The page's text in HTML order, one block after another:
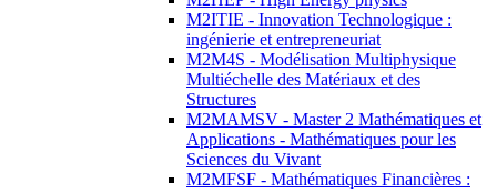
M2ITIE - Innovation Technologique :
ingénierie et entrepreneuriat
M2M4S - Modélisation Multiphysique
Multiéchelle des Matériaux et des
Structures
M2MAMSV - Master 2 Mathématiques et
Applications - Mathématiques pour les
Sciences du Vivant
M2MFSF - Mathématiques Financières :